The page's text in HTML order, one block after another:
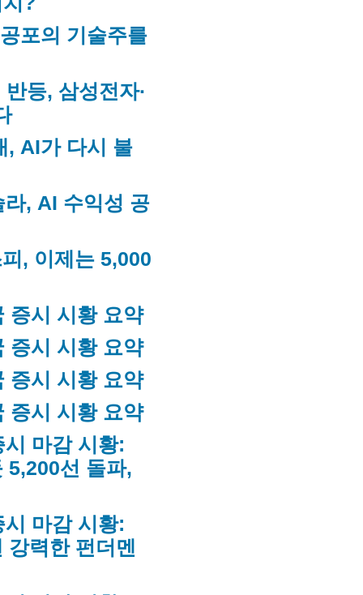
포의 기술주를
등, 삼성전자·
, AI가 다시 불
, AI 수익성 공
, 이제는 5,000
증시 시황 요약
증시 시황 요약
증시 시황 요약
증시 시황 요약
마감 시황:
5,200선 돌파,
마감 시황:
강력한 펀더멘